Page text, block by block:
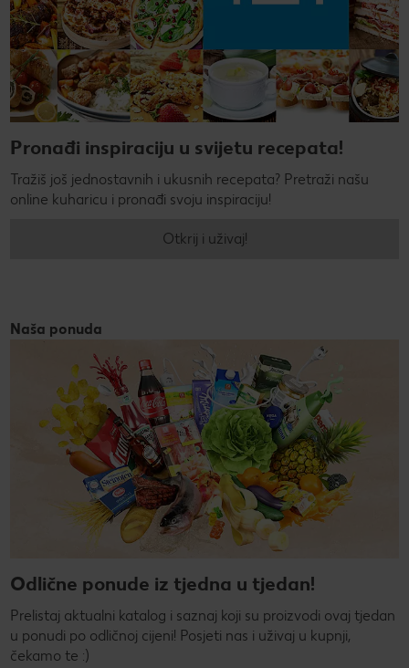
Pronađi inspiraciju u svijetu recepata!
Tražiš još jednostavnih i ukusnih recepata? Pretraži našu
online kuharicu i pronađi svoju inspiraciju!
Otkrij i uživaj!
Naša ponuda
Odlične ponude iz tjedna u tjedan!
Prelistaj aktualni katalog i saznaj koji su proizvodi ovaj tjedan
u ponudi po odličnoj cijeni! Posjeti nas i uživaj u kupnji,
čekamo te :)